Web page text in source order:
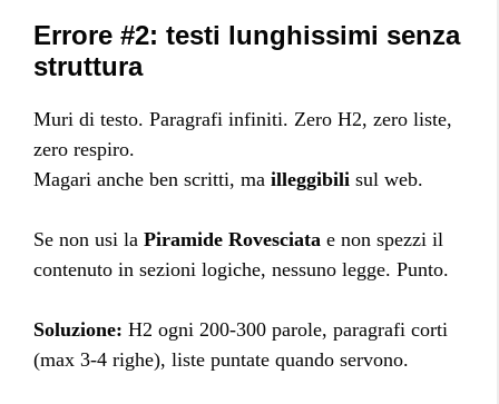
Errore #2: testi lunghissimi senza
struttura
Muri di testo. Paragrafi infiniti. Zero H2, zero liste,
zero respiro.
Magari anche ben scritti, ma illeggibili sul web.
Se non usi la Piramide Rovesciata e non spezzi il
contenuto in sezioni logiche, nessuno legge. Punto.
Soluzione: H2 ogni 200-300 parole, paragrafi corti
(max 3-4 righe), liste puntate quando servono.